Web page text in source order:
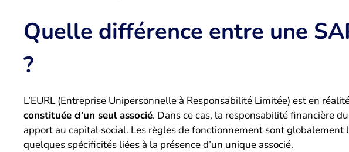
Quelle différence entre une
?
L’EURL (Entreprise Unipersonnelle à Responsabilité Limitée) est en
constituée d’un seul associé. Dans ce cas, la responsabilité financière
apport au capital social. Les règles de fonctionnement sont globalement
quelques spécificités liées à la présence d’un unique associé.